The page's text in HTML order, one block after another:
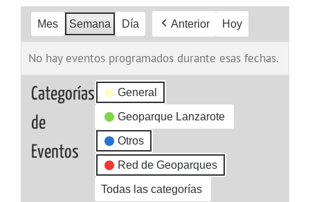
Mes Semana Día Anterior Hoy
No hay eventos programados durante esas fechas.
Categorías
de
Eventos
General
Geoparque Lanzarote
Otros
Red de Geoparques
Todas las categorías